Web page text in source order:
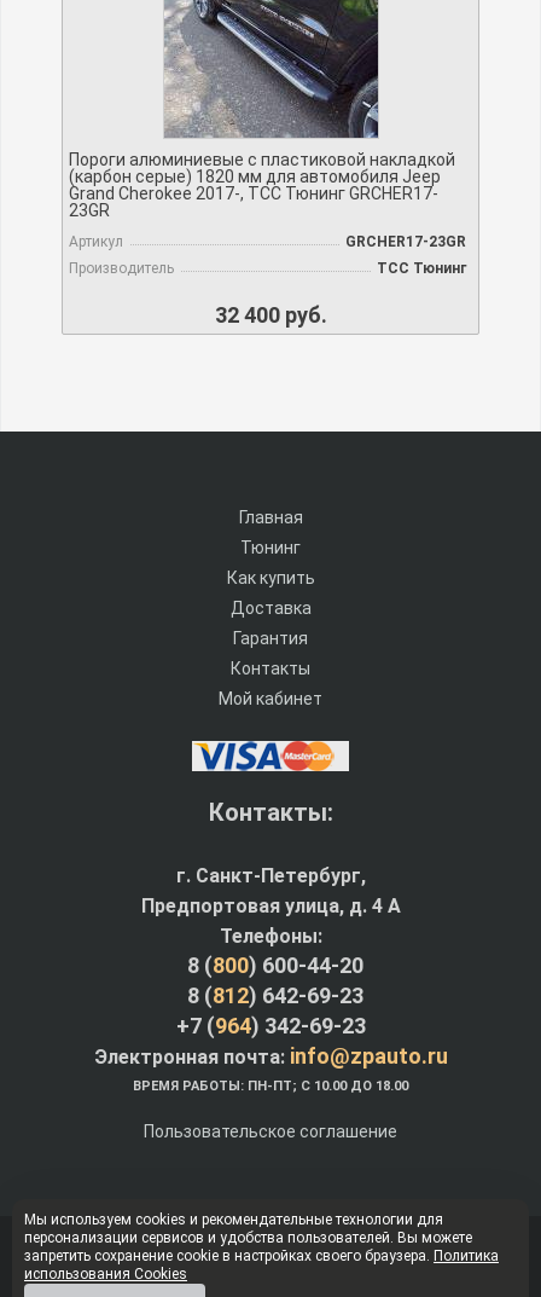
Пороги алюминиевые с пластиковой накладкой
(карбон серые) 1820 мм для автомобиля Jeep
Grand Cherokee 2017-, TCC Тюнинг GRCHER17-
23GR
Артикул
GRCHER17-23GR
Производитель
TCC Тюнинг
32 400 руб.
Главная
Тюнинг
Как купить
Доставка
Гарантия
Контакты
Мой кабинет
Контакты:
г. Санкт-Петербург,
Предпортовая улица, д. 4 A
Телефоны:
8 (800) 600-44-20
8 (812) 642-69-23
+7 (964) 342-69-23
Электронная почта: info@zpauto.ru
ВРЕМЯ РАБОТЫ: ПН-ПТ; С 10.00 ДО 18.00
Пользовательское соглашение
© Интернет-магазин ZPauto.ru 2012-2026
Мы используем cookies и рекомендательные технологии для
персонализации сервисов и удобства пользователей. Вы можете
запретить сохранение cookie в настройках своего браузера. Политика
использования Cookies